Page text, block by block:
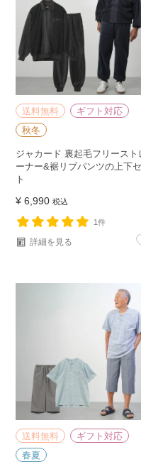
送料無料
ギフト対応
秋冬
ジャカード 裏起毛フリースト
ーナー&裾リブパンツの上下
ト
¥ 6,990 税込
1件
詳細を見る
送料無料
ギフト対応
春夏